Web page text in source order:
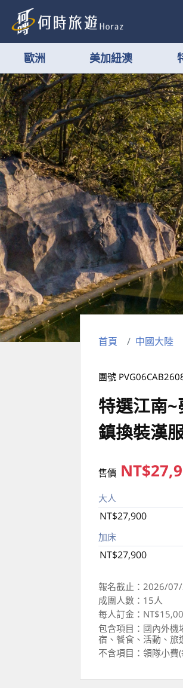
歐洲 美加紐澳
首頁 中國大陸
團號
特選江南
鎮換裝漢
售價
大人
NT$27,900
加床
NT$27,900
報名截止：2026/
成團人數：15人
每人訂金：
包含項目：國內外機
宿、餐食、活動、旅
不含項目：領隊小費